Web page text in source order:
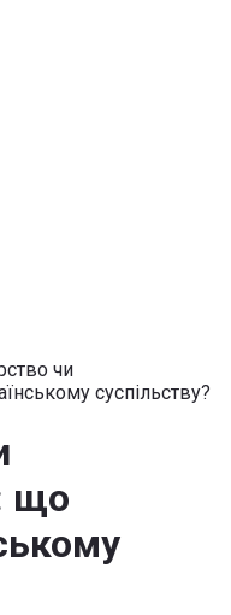
чи
суспільству?
що